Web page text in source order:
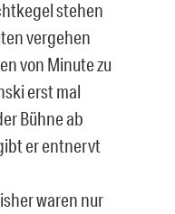
stehen
vergehen
von Minute zu
erst mal
Bühne ab
er entnervt
waren nur